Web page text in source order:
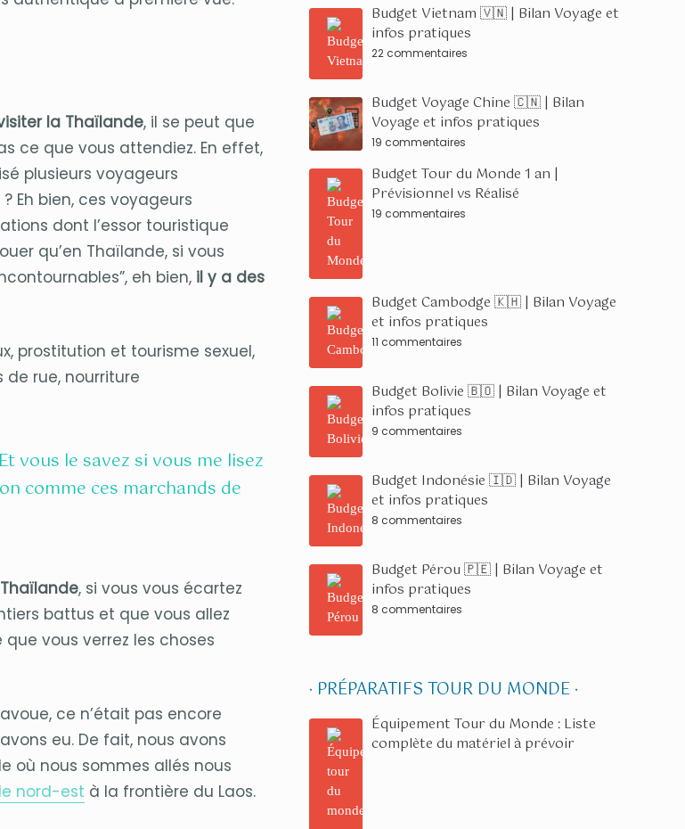
la Thaïlande, il se peut que
ce que vous attendiez. En effet,
plusieurs voyageurs
Eh bien, ces voyageurs
dont l’essor touristique
qu’en Thaïlande, si vous
eh bien, il y a des
prostitution et tourisme sexuel,
rue, nourriture
vous le savez si vous me lisez
comme ces marchands de
, si vous vous écartez
battus et que vous allez
vous verrez les choses
ce n’était pas encore
eu. De fait, nous avons
où nous sommes allés nous
nord-est à la frontière du Laos.
Budget Vietnam 🇻🇳 | Bilan Voyage et
infos pratiques
22 commentaires
Budget Voyage Chine 🇨🇳 | Bilan
Voyage et infos pratiques
19 commentaires
Budget Tour du Monde 1 an |
Prévisionnel vs Réalisé
19 commentaires
Budget Cambodge 🇰🇭 | Bilan Voyage
et infos pratiques
11 commentaires
Budget Bolivie 🇧🇴 | Bilan Voyage et
infos pratiques
9 commentaires
Budget Indonésie 🇮🇩 | Bilan Voyage
et infos pratiques
8 commentaires
Budget Pérou 🇵🇪 | Bilan Voyage et
infos pratiques
8 commentaires
· PRÉPARATIFS TOUR DU MONDE ·
Équipement Tour du Monde : Liste
complète du matériel à prévoir